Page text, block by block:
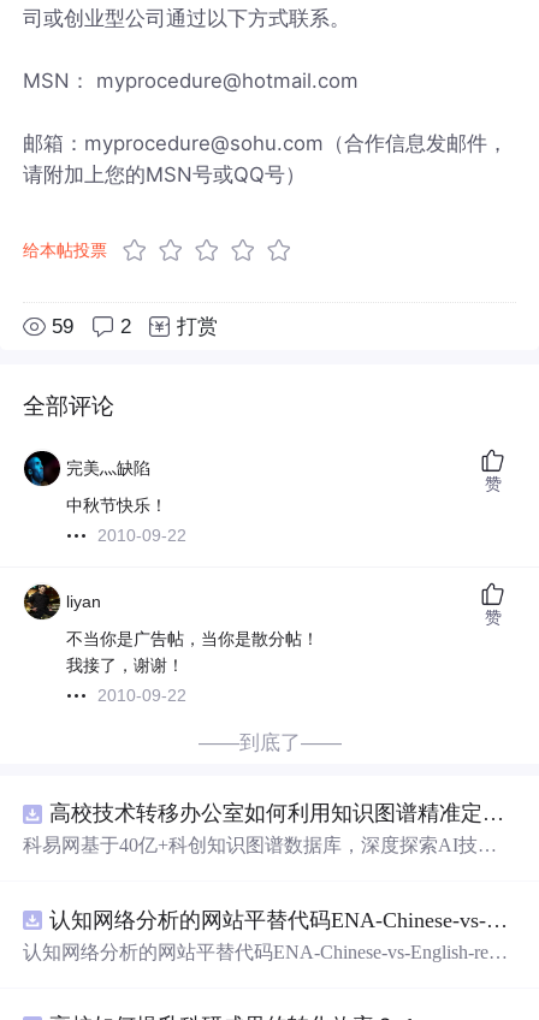
司或创业型公司通过以下方式联系。
MSN： myprocedure@hotmail.com
邮箱：myprocedure@sohu.com（合作信息发邮件，
请附加上您的MSN号或QQ号）
给本帖投票
59 2 打赏
全部评论
完美灬缺陷
中秋节快乐！
2010-09-22
赞
liyan
不当你是广告帖，当你是散分帖！
我接了，谢谢！
2010-09-22
赞
——到底了——
高校技术转移办公室如何利用知识图谱精准定位产业需求与技术适配点？.docx
科易网基于40亿+科创知识图谱数据库，深度探索AI技术
新领域的AI+数智化解决方案，推动科技创新与产业创新
智能化发展。
认知网络分析的网站平替代码ENA-Chinese-vs-English-reproducible.zip
认知网络分析的网站平替代码ENA-Chinese-vs-English-repro